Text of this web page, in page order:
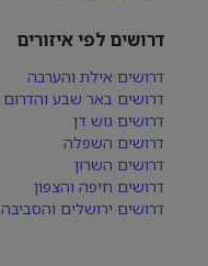
דרושים לפי איזורים
דרושים אילת והערבה
דרושים באר שבע והדרום
דרושים גוש דן
דרושים השפלה
דרושים השרון
דרושים חיפה והצפון
דרושים ירושלים והסביבה